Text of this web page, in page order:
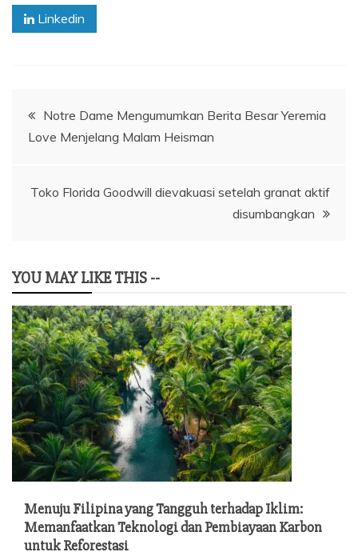
Linkedin
Navigasi
Notre Dame Mengumumkan Berita Besar Yeremia
Love Menjelang Malam Heisman
Toko Florida Goodwill dievakuasi setelah granat aktif
disumbangkan
YOU MAY LIKE THIS --
Menuju Filipina yang Tangguh terhadap Iklim:
Memanfaatkan Teknologi dan Pembiayaan Karbon
untuk Reforestasi